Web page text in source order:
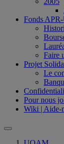
Fonds
Faire
Projet
Le
Pour nous
Wiki | Aide-